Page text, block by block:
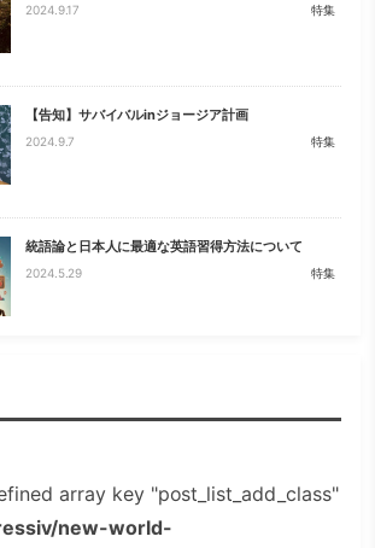
2024.9.17 特集
【告知】サバイバルinジョージア計画
2024.9.7 特集
統語論と日本人に最適な英語習得方法について
2024.5.29 特集
array key "post_list_add_class"
new-world-